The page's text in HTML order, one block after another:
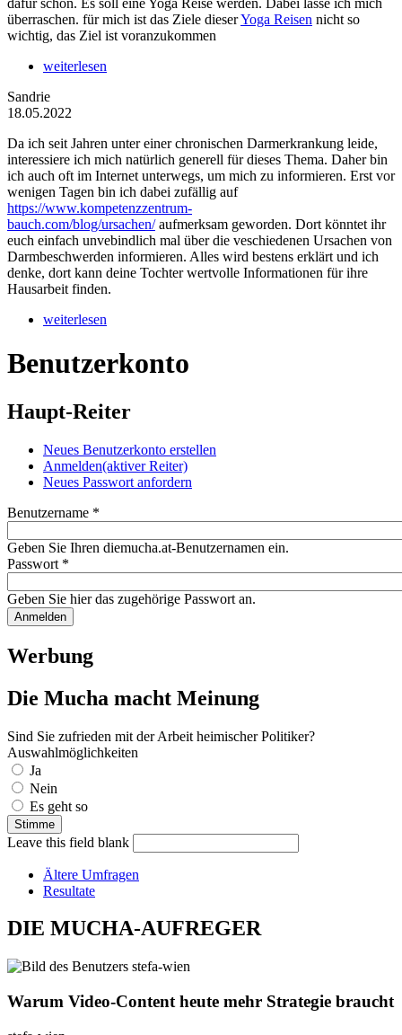
dafür schon. Es soll eine Yoga Reise werden. Dabei lasse ich mich
überraschen. für mich ist das Ziele dieserYoga Reisen nicht so
wichtig, das Ziel ist voranzukommen
weiterlesen
Sandrie
18.05.2022
Da ich seit Jahren unter einer chronischen Darmerkrankung leide,
interessiere ich mich natürlich generell für dieses Thema. Daher bin
ich auch oft im Internet unterwegs, um mich zu informieren. Erst vor
wenigen Tagen bin ich dabei zufällig auf
https://www.kompetenzzentrum-
bauch.com/blog/ursachen/aufmerksam geworden. Dort könntet ihr
euch einfach unvebindlich mal über die veschiedenen Ursachen von
Darmbeschwerden informieren. Alles wird bestens erklärt und ich
denke, dort kann deine Tochter wertvolle Informationen für ihre
Hausarbeit finden.
weiterlesen
Benutzerkonto
Haupt-Reiter
Neues Benutzerkonto erstellen
Anmelden(aktiver Reiter)
Neues Passwort anfordern
Benutzername *
Geben Sie Ihren diemucha.at-Benutzernamen ein.
Passwort *
Geben Sie hier das zugehörige Passwort an.
Werbung
Die Mucha macht Meinung
Sind Sie zufrieden mit der Arbeit heimischer Politiker?
Auswahlmöglichkeiten
Ja
Nein
Es geht so
Leave this field blank
Ältere Umfragen
Resultate
DIE MUCHA-AUFREGER
Warum Video-Content heute mehr Strategie braucht